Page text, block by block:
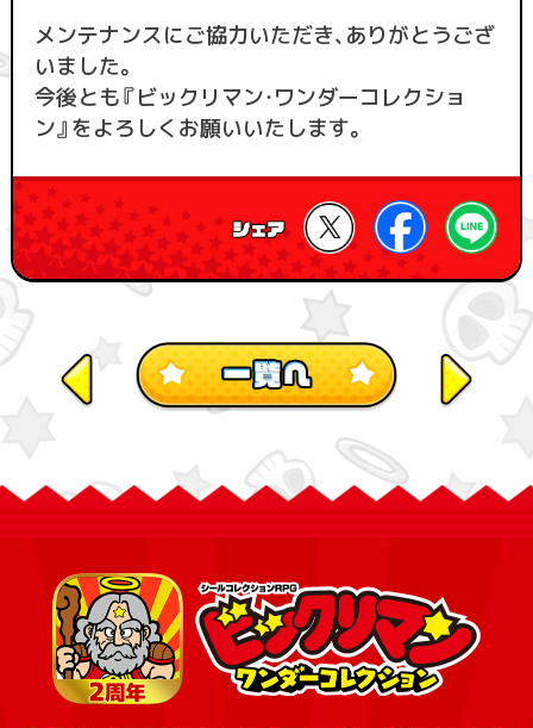
メンテナンスにご協力いただき、ありがとうござ
いました。
今後とも『ビックリマン・ワンダーコレクショ
ン』をよろしくお願いいたします。